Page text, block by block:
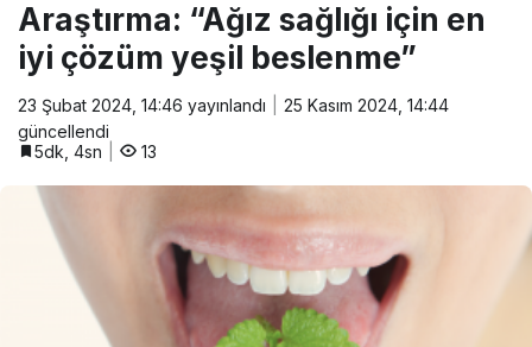
Araştırma: “Ağız sağlığı için en
iyi çözüm yeşil beslenme”
23 Şubat 2024, 14:46 yayınlandı
25 Kasım 2024, 14:44
güncellendi
5dk, 4sn
13